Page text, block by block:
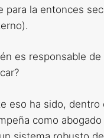
para la entonces
es responsable
eso ha sido,
como